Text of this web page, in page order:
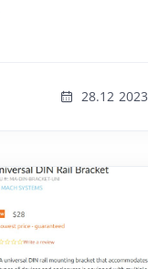
28.12 2023